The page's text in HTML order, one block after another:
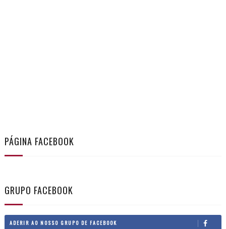
PÁGINA FACEBOOK
GRUPO FACEBOOK
ADERIR AO NOSSO GRUPO DE FACEBOOK